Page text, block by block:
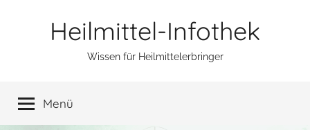
Heilmittel-Infothek
Wissen für Heilmittelerbringer
Menü